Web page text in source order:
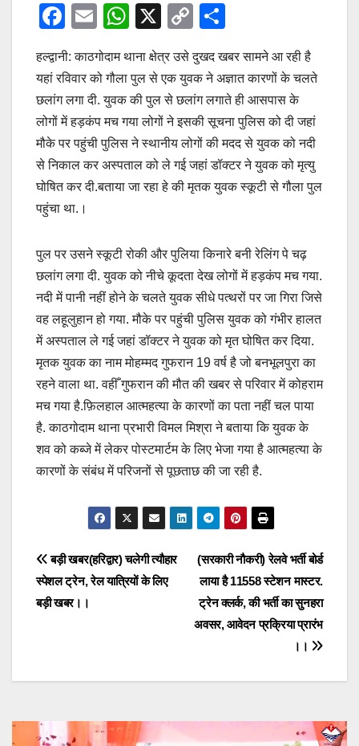
F
c
e
b
o
o
k
E
m
ail
W
at
s
A
p
p
X
C
p
y
Li
n
k
ar
e
हल्द्वानी: काठगोदाम थाना क्षेत्र उसे दुखद खबर सामने आ रही है
यहां रविवार को गौला पुल से एक युवक ने अज्ञात कारणों के चलते
छलांग लगा दी. युवक की पुल से छलांग लगाते ही आसपास के
लोगों में हड़कंप मच गया लोगों ने इसकी सूचना पुलिस को दी जहां
मौके पर पहुंची पुलिस ने स्थानीय लोगों की मदद से युवक को नदी
से निकाल कर अस्पताल को ले गई जहां डॉक्टर ने युवक को मृत्यु
घोषित कर दी.बताया जा रहा हे की मृतक युवक स्कूटी से गौला पुल
पहुंचा था.।
पुल पर उसने स्कूटी रोकी और पुलिया किनारे बनी रेलिंग पे चढ़
छलांग लगा दी. युवक को नीचे कूदता देख लोगों में हड़कंप मच गया.
नदी में पानी नहीं होने के चलते युवक सीधे पत्थरों पर जा गिरा जिसे
वह लहूलुहान हो गया. मौके पर पहुंची पुलिस युवक को गंभीर हालत
में अस्पताल ले गई जहां डॉक्टर ने युवक को मृत घोषित कर दिया.
मृतक युवक का नाम मोहम्मद गुफरान 19 वर्ष है जो बनभूलपुरा का
रहने वाला था. वहीँ गुफरान की मौत की खबर से परिवार में कोहराम
मच गया है.फ़िलहाल आत्महत्या के कारणों का पता नहीं चल पाया
है. काठगोदाम थाना प्रभारी विमल मिश्रा ने बताया कि युवक के
शव को कब्जे में लेकर पोस्टमार्टम के लिए भेजा गया है आत्महत्या के
कारणों के संबंध में परिजनों से पूछताछ की जा रही है.
Post
navigation
(सरकारी नौकरी) रेलवे भर्ती बोर्ड
लाया है 11558 स्टेशन मास्टर.
ट्रेन क्लर्क, की भर्ती का सुनहरा
अवसर, आवेदन प्रक्रिया प्रारंभ
।।
बड़ी खबर(हरिद्वार) चलेगी त्यौहार
स्पेशल ट्रेन, रेल यात्रियों के लिए
बड़ी खबर।।